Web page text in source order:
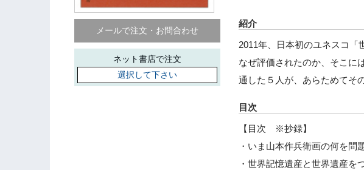
メールで注文・お問合わせ
ネット書店で注文
選択して下さい
紹介
2011年、日本初のユネスコ「
なぜ評価されたのか、そこ
通した５人が、あらためてそ
目次
【目次 ※抄録】
・いま山本作兵衛画の何を問
・世界記憶遺産と世界遺産を